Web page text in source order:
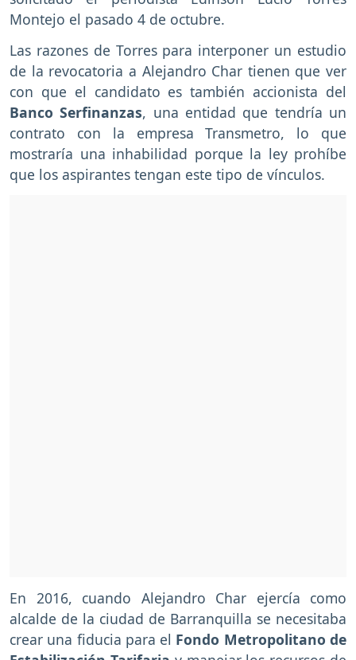
Montejo el pasado 4 de octubre.
Las razones de Torres para interponer un estudio
de la revocatoria a Alejandro Char tienen que ver
con que el candidato es también accionista del
Banco Serfinanzas, una entidad que tendría un
contrato con la empresa Transmetro, lo que
mostraría una inhabilidad porque la ley prohíbe
que los aspirantes tengan este tipo de vínculos.
En 2016, cuando Alejandro Char ejercía como
alcalde de la ciudad de Barranquilla se necesitaba
crear una fiducia para el Fondo Metropolitano de